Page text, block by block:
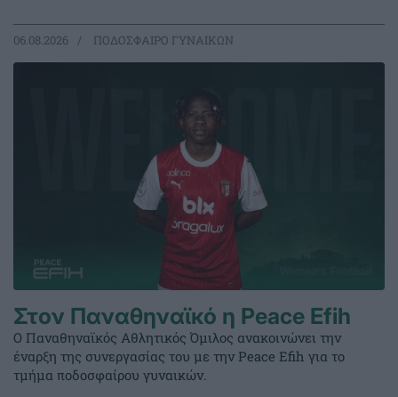
06.08.2026 ΠΟΔΟΣΦΑΙΡΟ ΓΥΝΑΙΚΩΝ
Στον Παναθηναϊκό η Peace Efih
Ο Παναθηναϊκός Αθλητικός Όμιλος ανακοινώνει την
έναρξη της συνεργασίας του με την Peace Efih για το
τμήμα ποδοσφαίρου γυναικών.